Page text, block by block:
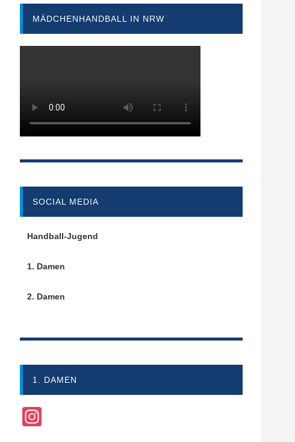
MÄDCHENHANDBALL IN NRW
SOCIAL MEDIA
Handball-Jugend
1. Damen
2. Damen
1. DAMEN